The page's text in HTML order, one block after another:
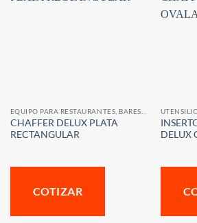
CHAFFER DELUX PLATA
RECTANGULAR
COTIZAR
DELUX